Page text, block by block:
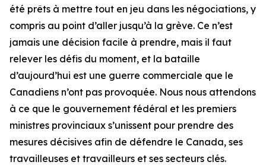
été prêts à mettre tout en jeu dans les négociations, y
compris au point d’aller jusqu’à la grève. Ce n’est
jamais une décision facile à prendre, mais il faut
relever les défis du moment, et la bataille
d’aujourd’hui est une guerre commerciale que le
Canadiens n’ont pas provoquée. Nous nous attendons
à ce que le gouvernement fédéral et les premiers
ministres provinciaux s’unissent pour prendre des
mesures décisives afin de défendre le Canada, ses
travailleuses et travailleurs et ses secteurs clés.